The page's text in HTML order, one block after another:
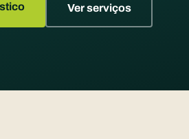
Ver serviços